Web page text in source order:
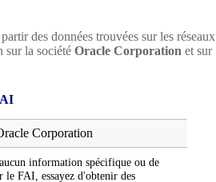
des données trouvées sur les réseaux
sur la société Oracle Corporation et sur
Corporation
information spécifique ou de
le FAI, essayez d'obtenir des